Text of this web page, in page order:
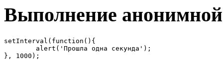
Выполнение
setInterval(function(){
}, 1000);